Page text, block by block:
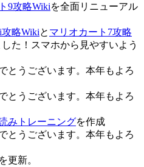
9攻略Wikiを全面リニューアル
略Wikiと マリオカート7攻略
た！スマホから見やすいよう
とうございます。本年もよろ
とうございます。本年もよろ
みトレーニングを作成
とうございます。本年もよろ
を更新。